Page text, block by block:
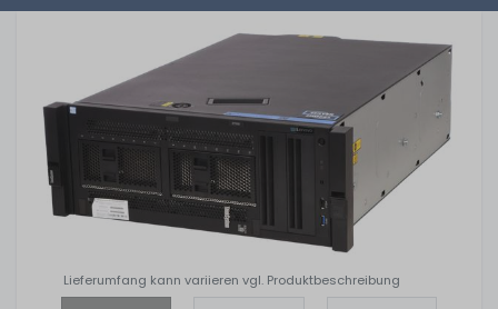
Lieferumfang kann variieren vgl. Produktbeschreibung